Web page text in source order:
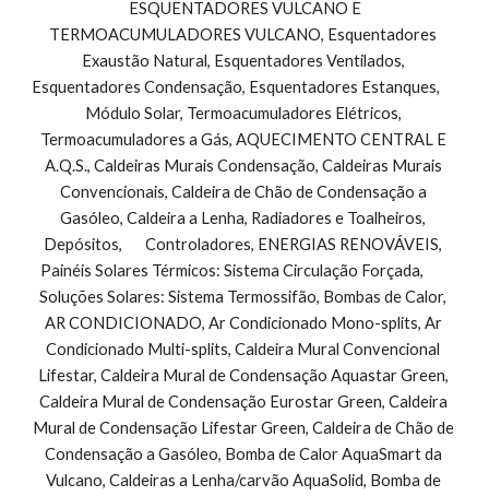
TERMOACUMULADORES VULCANO, Esquentadores
Exaustão Natural, Esquentadores Ventilados,
Esquentadores Condensação, Esquentadores Estanques,
Módulo Solar, Termoacumuladores Elétricos,
Termoacumuladores a Gás, AQUECIMENTO CENTRAL E
A.Q.S., Caldeiras Murais Condensação, Caldeiras Murais
Convencionais, Caldeira de Chão de Condensação a
Gasóleo, Caldeira a Lenha, Radiadores e Toalheiros,
Depósitos,       Controladores, ENERGIAS RENOVÁVEIS,
Painéis Solares Térmicos: Sistema Circulação Forçada,
Soluções Solares: Sistema Termossifão, Bombas de Calor,
AR CONDICIONADO, Ar Condicionado Mono-splits, Ar
Condicionado Multi-splits, Caldeira Mural Convencional
Lifestar, Caldeira Mural de Condensação Aquastar Green,
Caldeira Mural de Condensação Eurostar Green, Caldeira
Mural de Condensação Lifestar Green, Caldeira de Chão de
Condensação a Gasóleo, Bomba de Calor AquaSmart da
Vulcano, Caldeiras a Lenha/carvão AquaSolid, Bomba de